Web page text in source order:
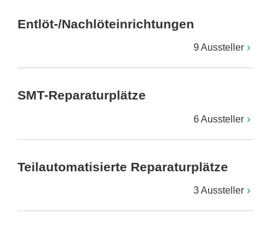
Entlöt-/Nachlöteinrichtungen
9 Aussteller
SMT-Reparaturplätze
6 Aussteller
Teilautomatisierte Reparaturplätze
3 Aussteller